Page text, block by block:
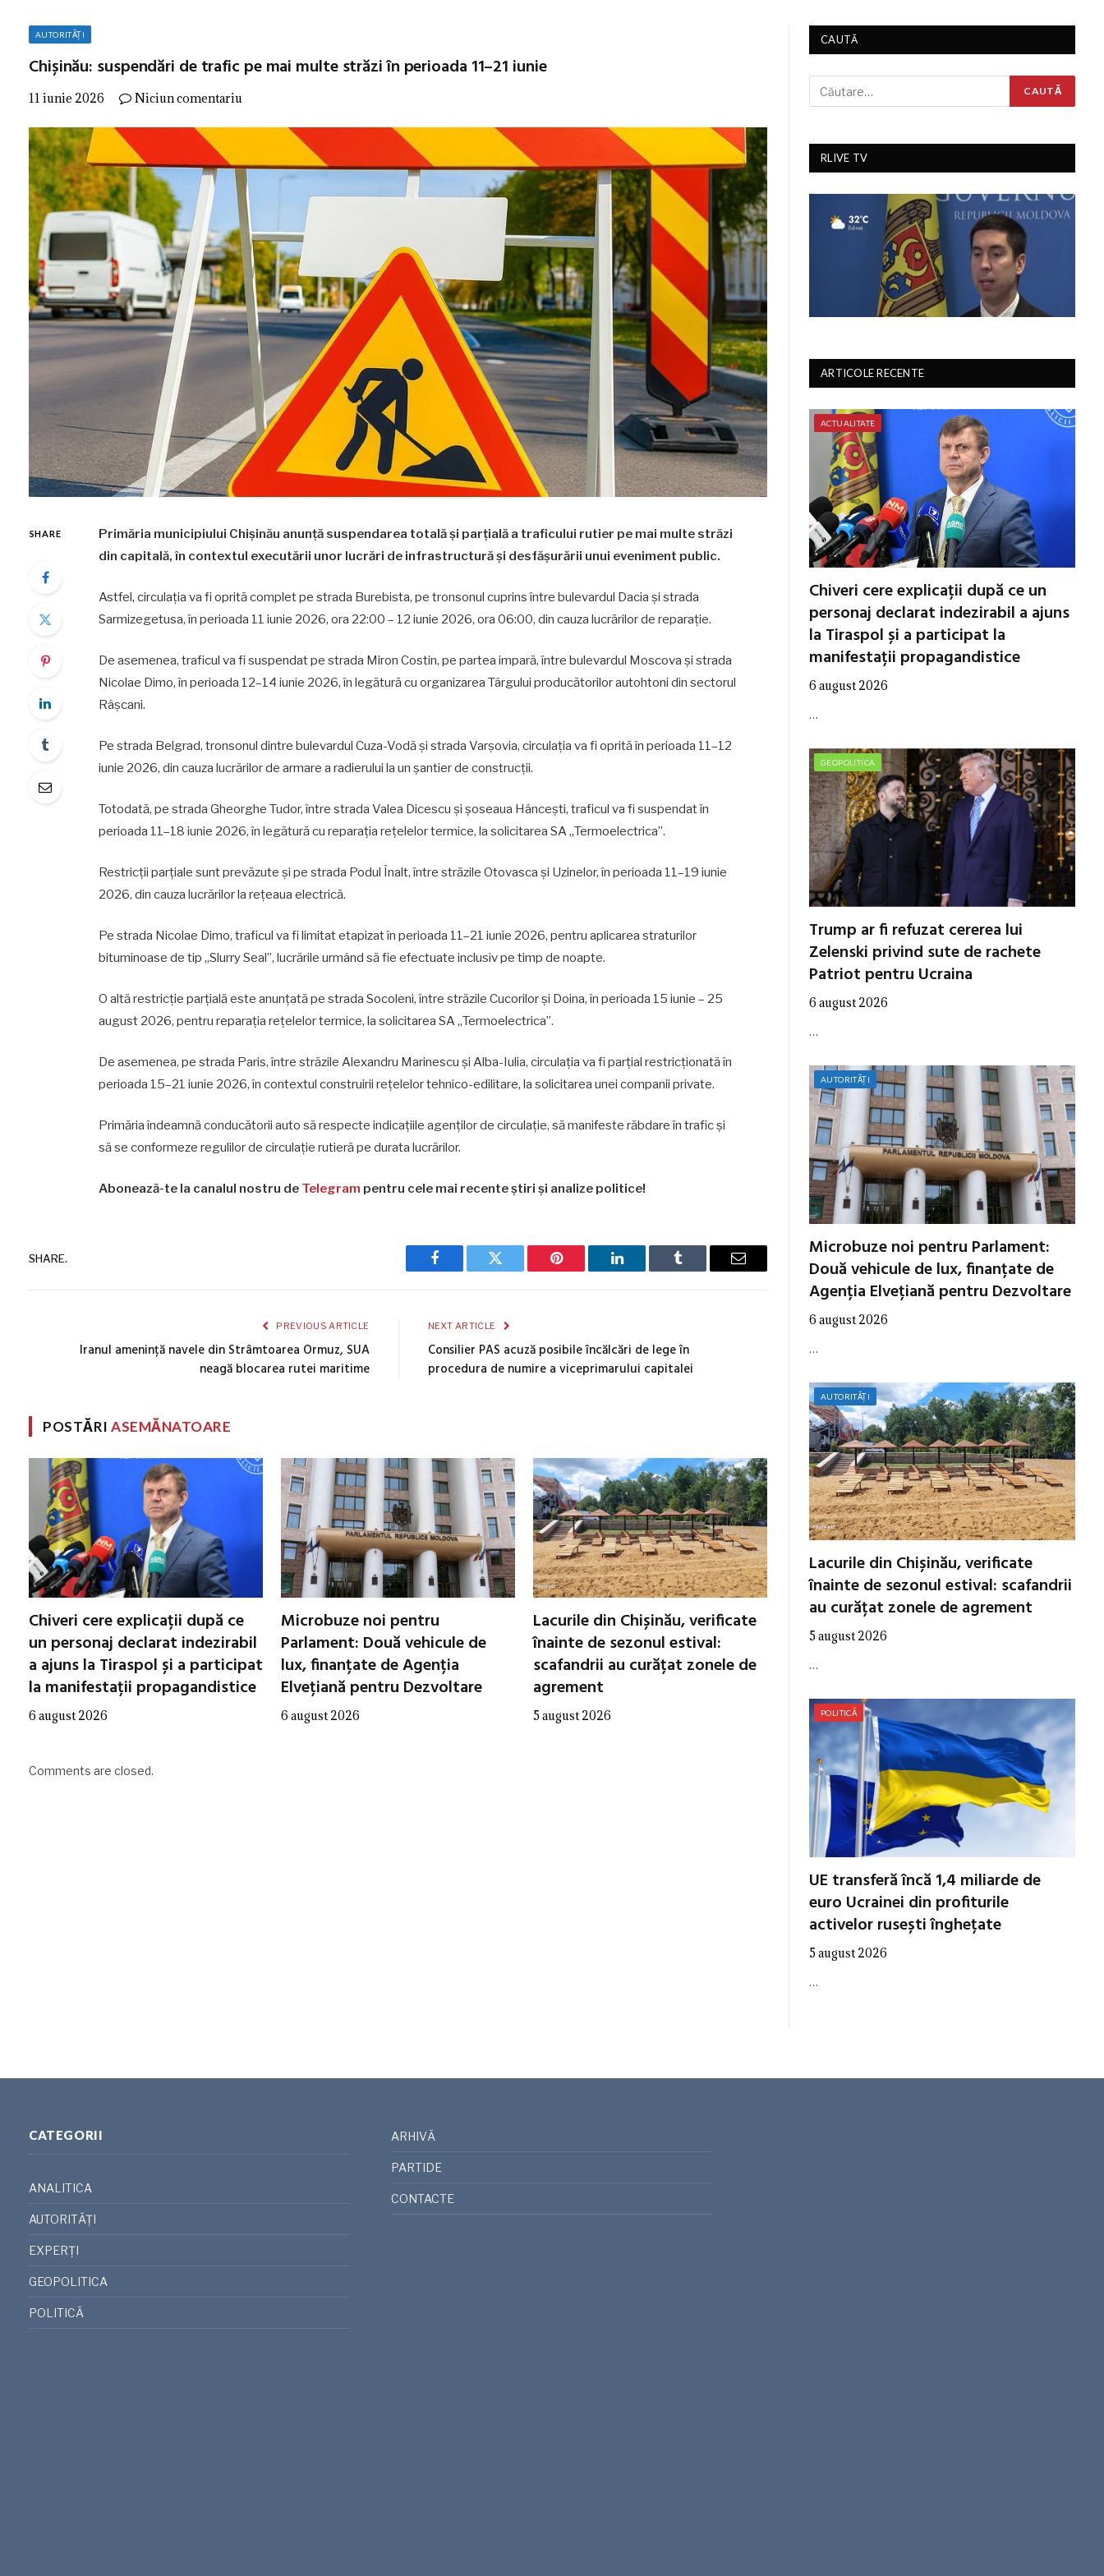
AUTORITĂȚI
Chișinău: suspendări de trafic pe mai multe străzi în perioada 11–21 iunie
11 iunie 2026 Niciun comentariu
SHARE
Primăria municipiului Chișinău anunță suspendarea totală și parțială a traficului rutier pe mai multe străzi
din capitală, în contextul executării unor lucrări de infrastructură și desfășurării unui eveniment public.
Astfel, circulația va fi oprită complet pe strada Burebista, pe tronsonul cuprins între bulevardul Dacia și strada
Sarmizegetusa, în perioada 11 iunie 2026, ora 22:00 – 12 iunie 2026, ora 06:00, din cauza lucrărilor de reparație.
De asemenea, traficul va fi suspendat pe strada Miron Costin, pe partea impară, între bulevardul Moscova și strada
Nicolae Dimo, în perioada 12–14 iunie 2026, în legătură cu organizarea Târgului producătorilor autohtoni din sectorul
Râșcani.
Pe strada Belgrad, tronsonul dintre bulevardul Cuza-Vodă și strada Varșovia, circulația va fi oprită în perioada 11–12
iunie 2026, din cauza lucrărilor de armare a radierului la un șantier de construcții.
Totodată, pe strada Gheorghe Tudor, între strada Valea Dicescu și șoseaua Hâncești, traficul va fi suspendat în
perioada 11–18 iunie 2026, în legătură cu reparația rețelelor termice, la solicitarea SA „Termoelectrica”.
Restricții parțiale sunt prevăzute și pe strada Podul Înalt, între străzile Otovasca și Uzinelor, în perioada 11–19 iunie
2026, din cauza lucrărilor la rețeaua electrică.
Pe strada Nicolae Dimo, traficul va fi limitat etapizat în perioada 11–21 iunie 2026, pentru aplicarea straturilor
bituminoase de tip „Slurry Seal”, lucrările urmând să fie efectuate inclusiv pe timp de noapte.
O altă restricție parțială este anunțată pe strada Socoleni, între străzile Cucorilor și Doina, în perioada 15 iunie – 25
august 2026, pentru reparația rețelelor termice, la solicitarea SA „Termoelectrica”.
De asemenea, pe strada Paris, între străzile Alexandru Marinescu și Alba-Iulia, circulația va fi parțial restricționată în
perioada 15–21 iunie 2026, în contextul construirii rețelelor tehnico-edilitare, la solicitarea unei companii private.
Primăria îndeamnă conducătorii auto să respecte indicațiile agenților de circulație, să manifeste răbdare în trafic și
să se conformeze regulilor de circulație rutieră pe durata lucrărilor.
Abonează-te la canalul nostru de Telegram pentru cele mai recente știri și analize politice!
SHARE.
Facebook Twitter Pinterest LinkedIn Tumblr Email
PREVIOUS ARTICLE
Iranul amenință navele din Strâmtoarea Ormuz, SUA
neagă blocarea rutei maritime
NEXT ARTICLE
Consilier PAS acuză posibile încălcări de lege în
procedura de numire a viceprimarului capitalei
POSTĂRIASEMĂNATOARE
Chiveri cere explicații după ce
un personaj declarat indezirabil
a ajuns la Tiraspol și a participat
la manifestații propagandistice
6 august 2026
Microbuze noi pentru
Parlament: Două vehicule de
lux, finanțate de Agenția
Elvețiană pentru Dezvoltare
6 august 2026
Lacurile din Chișinău, verificate
înainte de sezonul estival:
scafandrii au curățat zonele de
agrement
5 august 2026
Comments are closed.
CAUTĂ
RLIVE TV
ARTICOLE RECENTE
ACTUALITATE
Chiveri cere explicații după ce un
personaj declarat indezirabil a ajuns
la Tiraspol și a participat la
manifestații propagandistice
6 august 2026
…
GEOPOLITICA
Trump ar fi refuzat cererea lui
Zelenski privind sute de rachete
Patriot pentru Ucraina
6 august 2026
…
AUTORITĂȚI
Microbuze noi pentru Parlament:
Două vehicule de lux, finanțate de
Agenția Elvețiană pentru Dezvoltare
6 august 2026
…
AUTORITĂȚI
Lacurile din Chișinău, verificate
înainte de sezonul estival: scafandrii
au curățat zonele de agrement
5 august 2026
…
POLITICĂ
UE transferă încă 1,4 miliarde de
euro Ucrainei din profiturile
activelor rusești înghețate
5 august 2026
…
CATEGORII
ANALITICA
AUTORITĂȚI
EXPERȚI
GEOPOLITICA
POLITICĂ
ARHIVĂ
PARTIDE
CONTACTE